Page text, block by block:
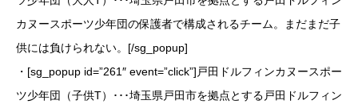
カヌースポーツ少年団の保護者で構成されるチーム。まだまだ子
供には負けられない。[/sg_popup]
・[sg_popup id=”261″ event=”click”]戸田ドルフィンカヌースポー
ツ少年団（子供T）･･･埼玉県戸田市を拠点とする戸田ドルフィン